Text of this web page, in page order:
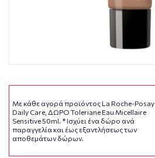
Με κάθε αγορά προϊόντος La Roche-Posay
Daily Care, ΔΩΡΟ Toleriane Eau Micellaire
Sensitive 50ml. * Ισχύει ένα δώρο ανά
παραγγελία και έως εξαντλήσεως των
αποθεμάτων δώρων.